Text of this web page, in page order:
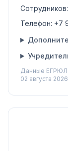
Сотрудников:
Телефон: +7
Данные ЕГРЮЛ
02 августа 2026